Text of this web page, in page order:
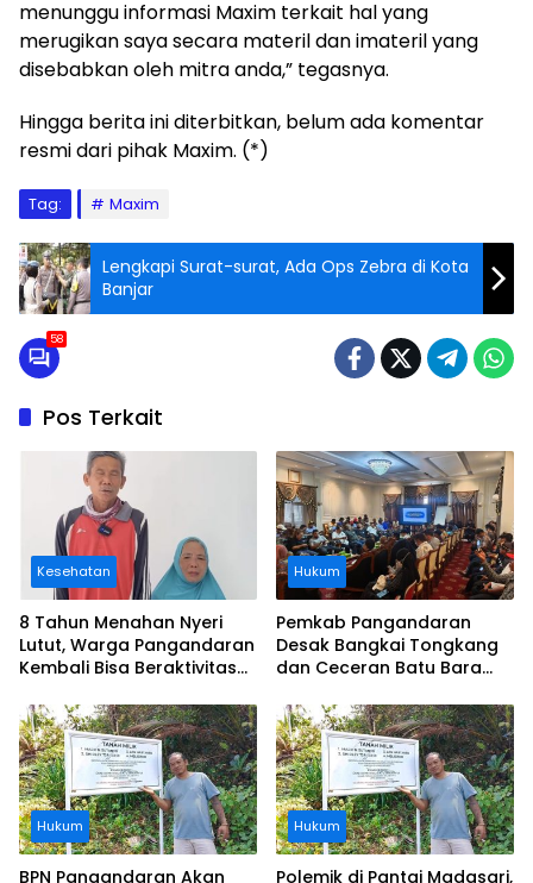
menunggu informasi Maxim terkait hal yang
merugikan saya secara materil dan imateril yang
disebabkan oleh mitra anda,” tegasnya.
Hingga berita ini diterbitkan, belum ada komentar
resmi dari pihak Maxim. (*)
Tag: Maxim
Lengkapi Surat-surat, Ada Ops Zebra di Kota
Banjar
58
Pos Terkait
Kesehatan
8 Tahun Menahan Nyeri
Lutut, Warga Pangandaran
Kembali Bisa Beraktivitas
Ditanggung BPJS
Hukum
Pemkab Pangandaran
Desak Bangkai Tongkang
dan Ceceran Batu Bara
Buruknya Koordinasi
Perusahaan
Hukum
BPN Pangandaran Akan
Hukum
Polemik di Pantai Madasari,